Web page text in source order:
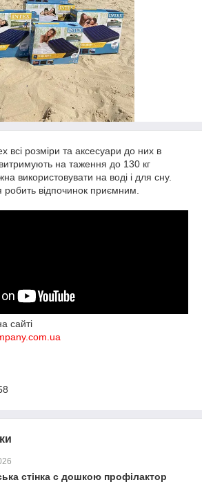
всі розміри та аксесуари до них в
на таження до 130 кг
використовувати на воді і для сну.
робить відпочинок приємним.
сайті
стінка с дошкою профілактор